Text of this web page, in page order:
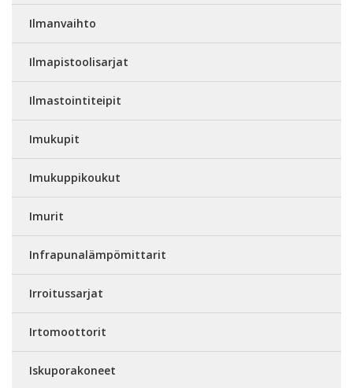
Ilmanvaihto
Ilmapistoolisarjat
Ilmastointiteipit
Imukupit
Imukuppikoukut
Imurit
Infrapunalämpömittarit
Irroitussarjat
Irtomoottorit
Iskuporakoneet